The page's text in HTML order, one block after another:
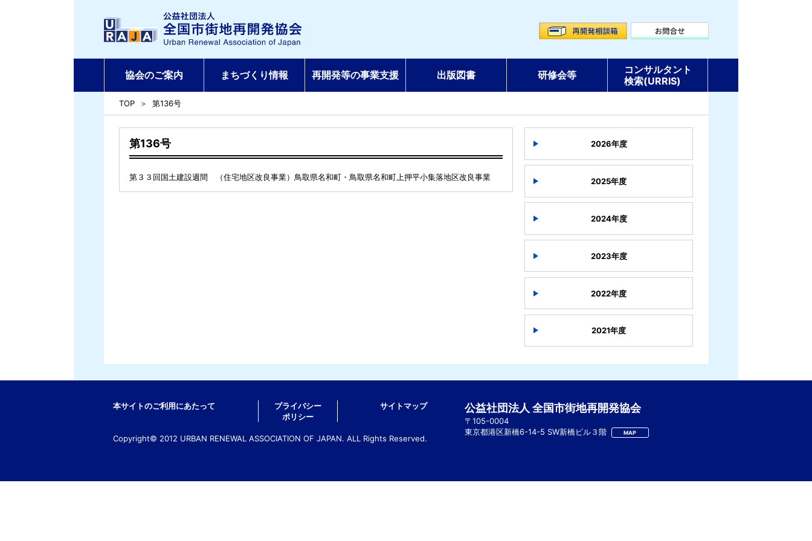
協会のご案内 まちづくり情報 再開発等の事業支援 出版図書 研修会等
コンサルタント
検索(URRIS)
TOP 第136号
第136号
第３３回国土建設週間 （住宅地区改良事業）鳥取県名和町・鳥取県名和町上押平小集落地区改良事業
2026年度
2025年度
2024年度
2023年度
2022年度
2021年度
本サイトのご利用にあたって
プライバシー
ポリシー
サイトマップ
Copyright© 2012 URBAN RENEWAL ASSOCIATION OF JAPAN. ALL Rights Reserved.
公益社団法人 全国市街地再開発協会
〒105-0004
東京都港区新橋6-14-5 SW新橋ビル３階
MAP